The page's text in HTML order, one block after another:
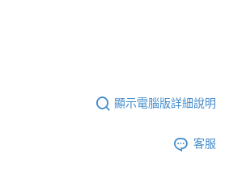
顯示電腦版詳細說明
客服